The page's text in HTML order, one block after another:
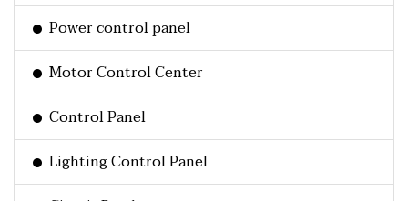
Power control panel
Motor Control Center
Control Panel
Lighting Control Panel